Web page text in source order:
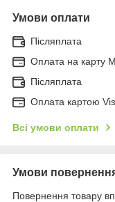
Умови оплати
Післяплата
Оплата на карту
Післяплата
Оплата картою
Всі умови оплати
Умови
Повернення товару